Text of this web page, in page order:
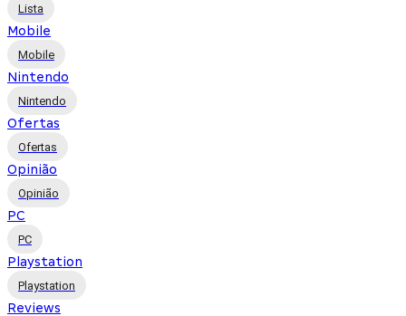
Lista
Mobile
Mobile
Nintendo
Nintendo
Ofertas
Ofertas
Opinião
Opinião
PC
PC
Playstation
Playstation
Reviews